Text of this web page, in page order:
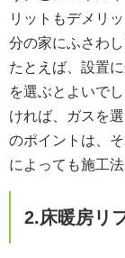
リットもデメリ
分の家にふさわ
たとえば、設置
を選ぶとよいで
ければ、ガスを
のポイントは、
によっても施工
2.床暖房リ